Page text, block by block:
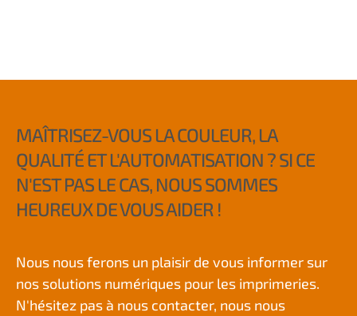
MAÎTRISEZ-VOUS LA COULEUR, LA
QUALITÉ ET L'AUTOMATISATION ? SI CE
N'EST PAS LE CAS, NOUS SOMMES
HEUREUX DE VOUS AIDER !
Nous nous ferons un plaisir de vous informer sur
nos solutions numériques pour les imprimeries.
N'hésitez pas à nous contacter, nous nous